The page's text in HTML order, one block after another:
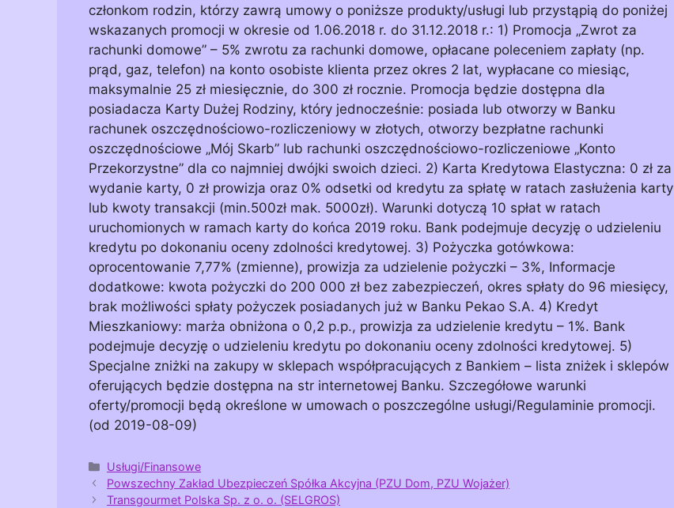
członkom rodzin, którzy zawrą umowy o poniższe produkty/usługi lub przystąpią do poniżej
wskazanych promocji w okresie od 1.06.2018 r. do 31.12.2018 r.: 1) Promocja „Zwrot za
rachunki domowe” – 5% zwrotu za rachunki domowe, opłacane poleceniem zapłaty (np.
prąd, gaz, telefon) na konto osobiste klienta przez okres 2 lat, wypłacane co miesiąc,
maksymalnie 25 zł miesięcznie, do 300 zł rocznie. Promocja będzie dostępna dla
posiadacza Karty Dużej Rodziny, który jednocześnie: posiada lub otworzy w Banku
rachunek oszczędnościowo-rozliczeniowy w złotych, otworzy bezpłatne rachunki
oszczędnościowe „Mój Skarb” lub rachunki oszczędnościowo-rozliczeniowe „Konto
Przekorzystne” dla co najmniej dwójki swoich dzieci. 2) Karta Kredytowa Elastyczna: 0 zł za
wydanie karty, 0 zł prowizja oraz 0% odsetki od kredytu za spłatę w ratach zasłużenia karty
lub kwoty transakcji (min.500zł mak. 5000zł). Warunki dotyczą 10 spłat w ratach
uruchomionych w ramach karty do końca 2019 roku. Bank podejmuje decyzję o udzieleniu
kredytu po dokonaniu oceny zdolności kredytowej. 3) Pożyczka gotówkowa:
oprocentowanie 7,77% (zmienne), prowizja za udzielenie pożyczki – 3%, Informacje
dodatkowe: kwota pożyczki do 200 000 zł bez zabezpieczeń, okres spłaty do 96 miesięcy,
brak możliwości spłaty pożyczek posiadanych już w Banku Pekao S.A. 4) Kredyt
Mieszkaniowy: marża obniżona o 0,2 p.p., prowizja za udzielenie kredytu – 1%. Bank
podejmuje decyzję o udzieleniu kredytu po dokonaniu oceny zdolności kredytowej. 5)
Specjalne zniżki na zakupy w sklepach współpracujących z Bankiem – lista zniżek i sklepów
oferujących będzie dostępna na str internetowej Banku. Szczegółowe warunki
oferty/promocji będą określone w umowach o poszczególne usługi/Regulaminie promocji.
(od 2019-08-09)
Kategorie
Usługi/Finansowe
Powszechny Zakład Ubezpieczeń Spółka Akcyjna (PZU Dom, PZU Wojażer)
Transgourmet Polska Sp. z o. o. (SELGROS)